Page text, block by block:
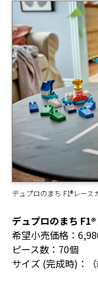
デュプロのまち F1®レース
デュプロのまち
希望小売価格：
ピース数：70個
サイズ (完成時)：